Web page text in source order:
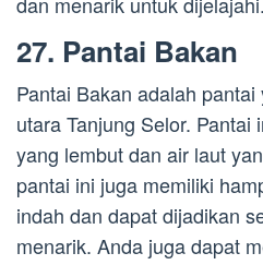
27. Pantai Bakan
Pantai Bakan adalah
utara Tanjung Selor. Pantai
yang lembut dan air laut
pantai ini juga memiliki
indah dan dapat dijadikan
menarik. Anda juga dapat